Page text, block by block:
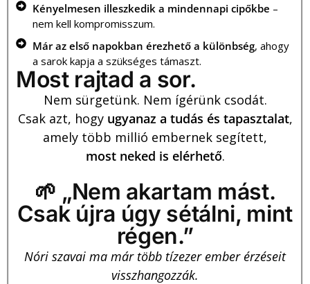
Kényelmesen illeszkedik a mindennapi cipőkbe –
nem kell kompromisszum.
Már az első napokban érezhető a különbség, ahogy
a sarok kapja a szükséges támaszt.
Most rajtad a sor.
Nem sürgetünk. Nem ígérünk csodát.
Csak azt, hogy ugyanaz a tudás és tapasztalat,
amely több millió embernek segített,
most neked is elérhető.
🌱 „Nem akartam mást.
Csak újra úgy sétálni, mint
régen.”
Nóri szavai ma már több tízezer ember érzéseit
visszhangozzák.